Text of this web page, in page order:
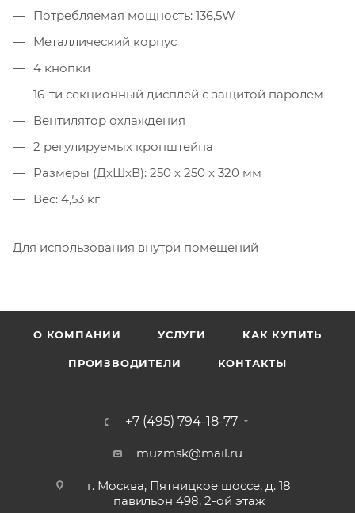
Потребляемая мощность: 136,5W
Металлический корпус
4 кнопки
16-ти секционный дисплей с защитой паролем
Вентилятор охлаждения
2 регулируемых кронштейна
Размеры (ДxШxВ): 250 х 250 х 320 мм
Вес: 4,53 кг
Для использования внутри помещений
О КОМПАНИИ УСЛУГИ КАК КУПИТЬ
ПРОИЗВОДИТЕЛИ КОНТАКТЫ
+7 (495) 794-18-77
muzmsk@mail.ru
г. Москва, Пятницкое шоссе, д. 18
павильон 498, 2-ой этаж